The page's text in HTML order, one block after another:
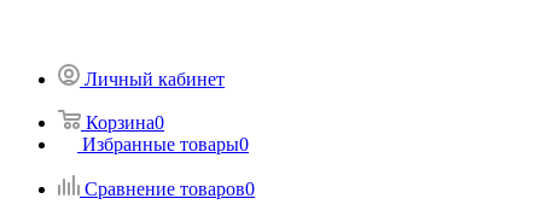
Личный кабинет
Корзина0
Избранные товары0
Сравнение товаров0